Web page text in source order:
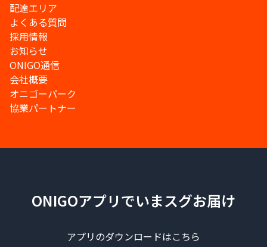
配達エリア
よくある質問
採用情報
お知らせ
ONIGO通信
会社概要
オニゴーパーク
協業パートナー
ONIGOアプリでいまスグお届け
アプリのダウンロードはこちら